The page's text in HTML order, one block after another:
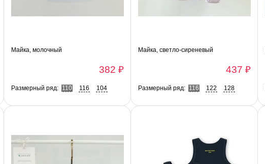
Майка, молочный
382 ₽
Размерный ряд: 110 116 104
Майка, светло-сиреневый
437 ₽
Размерный ряд: 116 122 128